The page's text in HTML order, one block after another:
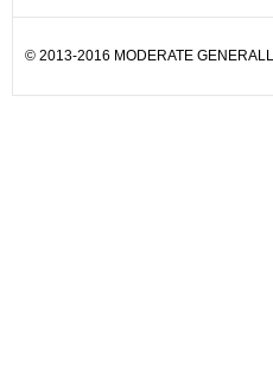
© 2013-2016 MODERATE